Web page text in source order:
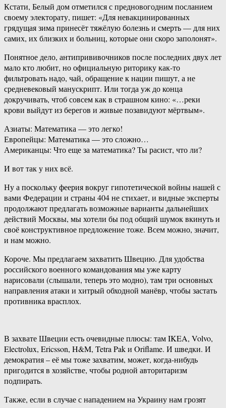
Кстати, Белый дом отметился с предновогодним посланием
своему электорату, пишет: «Для невакцинированных
грядущая зима принесёт тяжёлую болезнь и смерть — для них
самих, их близких и больниц, которые они скоро заполонят».
Понятное дело, антипрививочников после последних двух лет
мало кто любит, но официальную риторику как-то
фильтровать надо, чай, обращение к нации пишут, а не
средневековый манускрипт. Или тогда уж до конца
докручивать, чтоб совсем как в страшном кино: «…реки
крови выйдут из берегов и живые позавидуют мёртвым».
Азиаты: Математика — это легко!
Европейцы: Математика — это сложно…
Американцы: Что еще за математика? Ты расист, что ли?
И вот так у них всё.
Ну а поскольку феерия вокруг гипотетической войны нашей с
вами Федерации и страны 404 не стихает, и видные эксперты
продолжают предлагать возможные варианты дальнейших
действий Москвы, мы хотели бы под общий шумок вкинуть и
своё конструктивное предложение тоже. Всем можно, значит,
и нам можно.
Короче. Мы предлагаем захватить Швецию. Для удобства
российского военного командования мы уже карту
нарисовали (слышали, теперь это модно), там три основных
направления атаки и хитрый обходной манёвр, чтобы застать
противника врасплох.
В захвате Швеции есть очевидные плюсы: там IKEA, Volvo,
Electrolux, Ericsson, H&M, Tetra Pak и Oriflame. И шведки. И
демократия – её мы тоже захватим, может, когда-нибудь
пригодится в хозяйстве, чтобы родной авторитаризм
подпирать.
Также, если в случае с нападением на Украину нам грозят